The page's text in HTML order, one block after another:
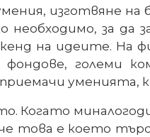
изготвяне на
за да
на идеите.
големи
уменията,
Когато
това е което